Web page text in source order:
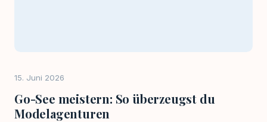
15. Juni 2026
Go-See meistern: So überzeugst du
Modelagenturen